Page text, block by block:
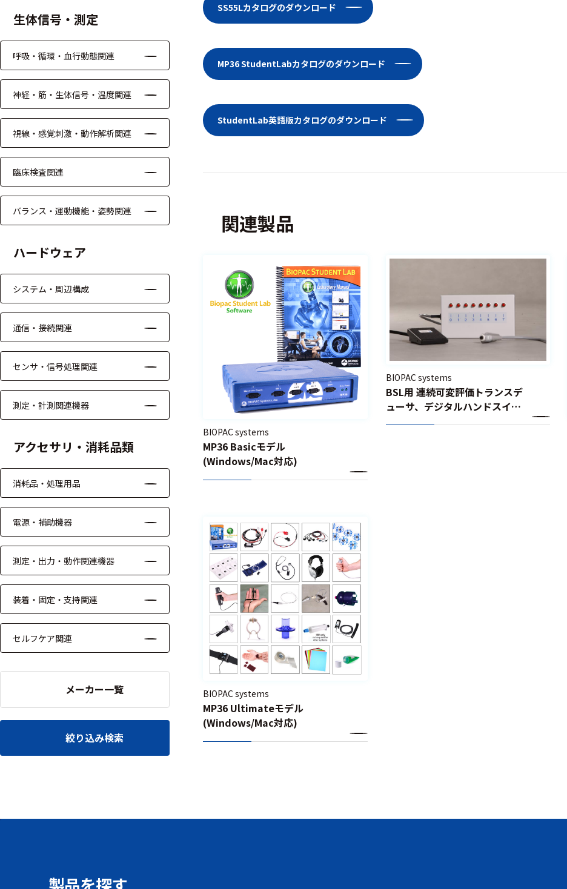
ゴニオメ
ータ
アイトラ
ッキング
プローブ
計測機器
選
し
件
を
リ
ア
る
698
製
を
表
る
生体信号・測定
呼吸・循環・血行動態関連
神経・筋・生体信号・温度関連
視線・感覚刺激・動作解析関連
臨床検査関連
バランス・運動機能・姿勢関連
ハードウェア
システム・周辺構成
通信・接続関連
センサ・信号処理関連
測定・計測関連機器
アクセサリ・消耗品類
消耗品・処理用品
電源・補助機器
測定・出力・動作関連機器
装着・固定・支持関連
セルフケア関連
メーカー一覧
絞り込み検索
SS55Lカタログのダウンロード
MP36 StudentLabカタログのダウンロード
StudentLab英語版カタログのダウンロード
関連製品
BIOPAC systems
MP36 Basicモデル
(Windows/Mac対応)
BIOPAC systems
BSL用 連続可変評価トランスデ
ューサ、デジタルハンドスイッ
チ/フットスイッチ – SS43L,
BIOPAC systems
MP36 Ultimateモデル
(Windows/Mac対応)
製品を探す